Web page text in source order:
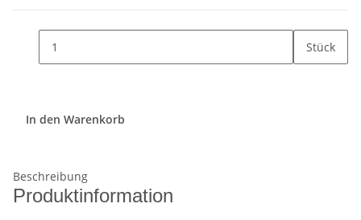
Stück
In den Warenkorb
Beschreibung
Produktinformation